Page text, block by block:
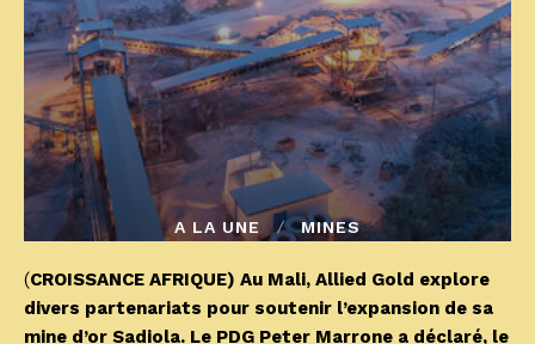
A LA UNE MINES
(CROISSANCE AFRIQUE) Au Mali, Allied Gold explore
divers partenariats pour soutenir l’expansion de sa
mine d’or Sadiola. Le PDG Peter Marrone a déclaré, le